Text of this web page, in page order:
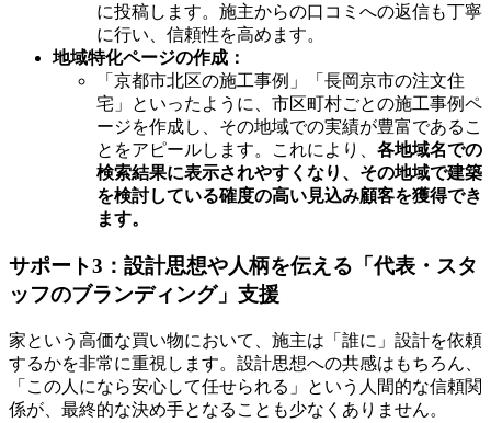
に投稿します。施主からの口コミへの返信も丁寧
に行い、信頼性を高めます。
地域特化ページの作成：
「京都市北区の施工事例」「長岡京市の注文住
宅」といったように、市区町村ごとの施工事例ペ
ージを作成し、その地域での実績が豊富であるこ
とをアピールします。これにより、 各地域名での
検索結果に表示されやすくなり、その地域で建築
を検討している確度の高い見込み顧客を獲得でき
ます。
サポート3：設計思想や人柄を伝える「代表・スタ
ッフのブランディング」支援
家という高価な買い物において、施主は「誰に」設計を依頼
するかを非常に重視します。設計思想への共感はもちろん、
「この人になら安心して任せられる」という人間的な信頼関
係が、最終的な決め手となることも少なくありません。